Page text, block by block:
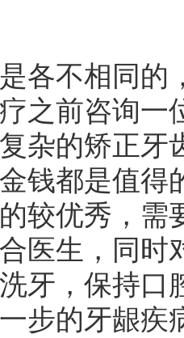
不相同的
之前咨询一
杂的矫正牙
钱都是值得
较优秀，需
医生，同时
牙，保持口
步的牙龈疾